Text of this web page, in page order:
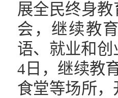
展全民终身
会，继续教
语、就业和创
4日，继续教
食堂等场所